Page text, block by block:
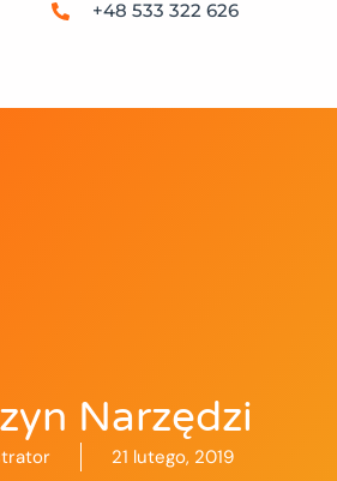
+48 533 322 626
Narzędzi
21 lutego, 2019